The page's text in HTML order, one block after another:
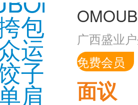
广西盛业
免费会员
面议